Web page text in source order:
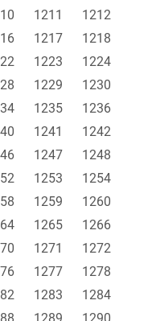
1211
1212
1217
1218
1223
1224
1229
1230
1235
1236
1241
1242
1247
1248
1253
1254
1259
1260
1265
1266
1271
1272
1277
1278
1283
1284